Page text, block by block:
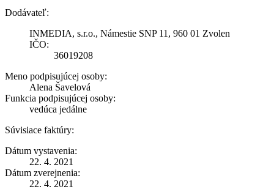
Dodávateľ:
INMEDIA, s.r.o., Námestie SNP 11, 960 01 Zvolen
IČO:
36019208
Meno podpisujúcej osoby:
Alena Šavelová
Funkcia podpisujúcej osoby:
vedúca jedálne
Súvisiace faktúry:
Dátum vystavenia:
22. 4. 2021
Dátum zverejnenia:
22. 4. 2021